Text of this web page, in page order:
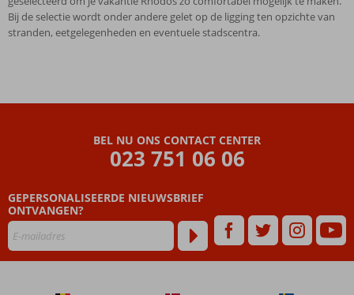
Bij de selectie wordt onder andere gelet op de ligging ten opzichte van
stranden, eetgelegenheden en eventuele stadscentra.
BEL NU ONS CONTACT CENTER
023 751 06 06
GEPERSONALISEERDE NIEUWSBRIEF
ONTVANGEN?